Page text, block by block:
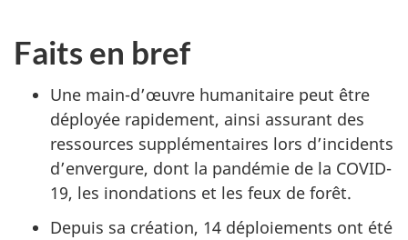
Faits en bref
Une main-d’œuvre humanitaire peut être
déployée rapidement, ainsi assurant des
ressources supplémentaires lors d’incidents
d’envergure, dont la pandémie de la COVID-
19, les inondations et les feux de forêt.
Depuis sa création, 14 déploiements ont été